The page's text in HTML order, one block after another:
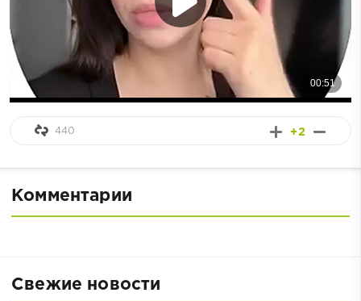
+2
440
Комментарии
Свежие новости